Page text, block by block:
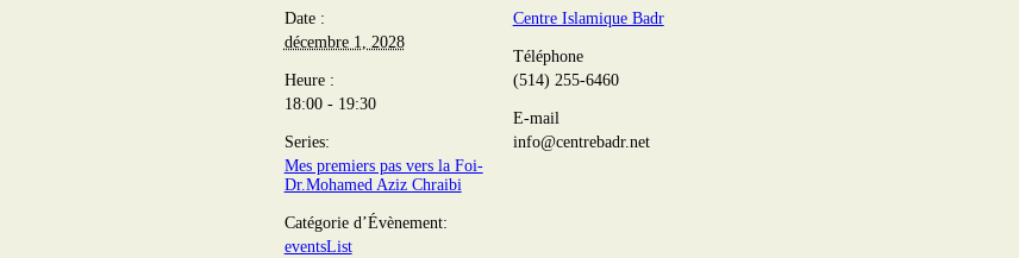
Date :
décembre 1, 2028
Heure :
18:00 - 19:30
Series:
Mes premiers pas vers la Foi-
Dr.Mohamed Aziz Chraibi
Catégorie d’Évènement:
eventsList
Centre Islamique Badr
Téléphone
(514) 255-6460
E-mail
info@centrebadr.net